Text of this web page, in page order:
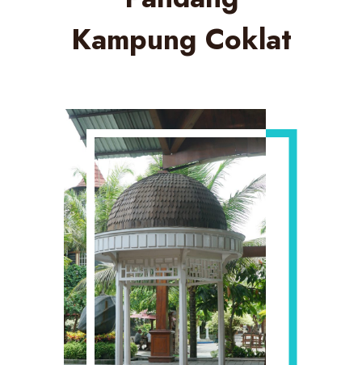
Kampung Coklat